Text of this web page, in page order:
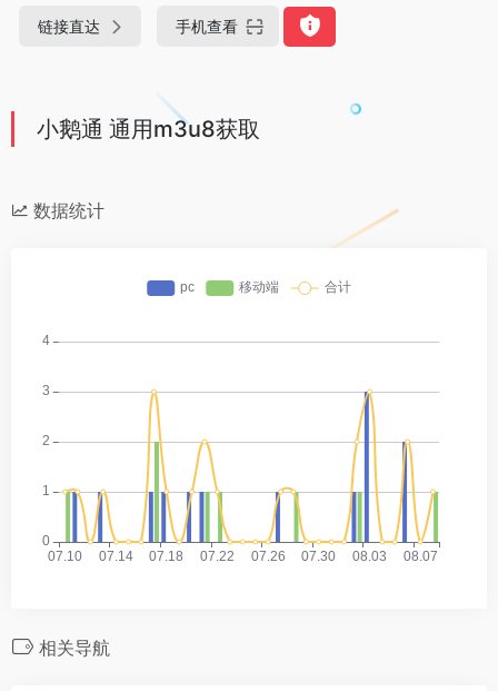
链接直达 手机查看
小鹅通 通用m3u8获取
数据统计
相关导航